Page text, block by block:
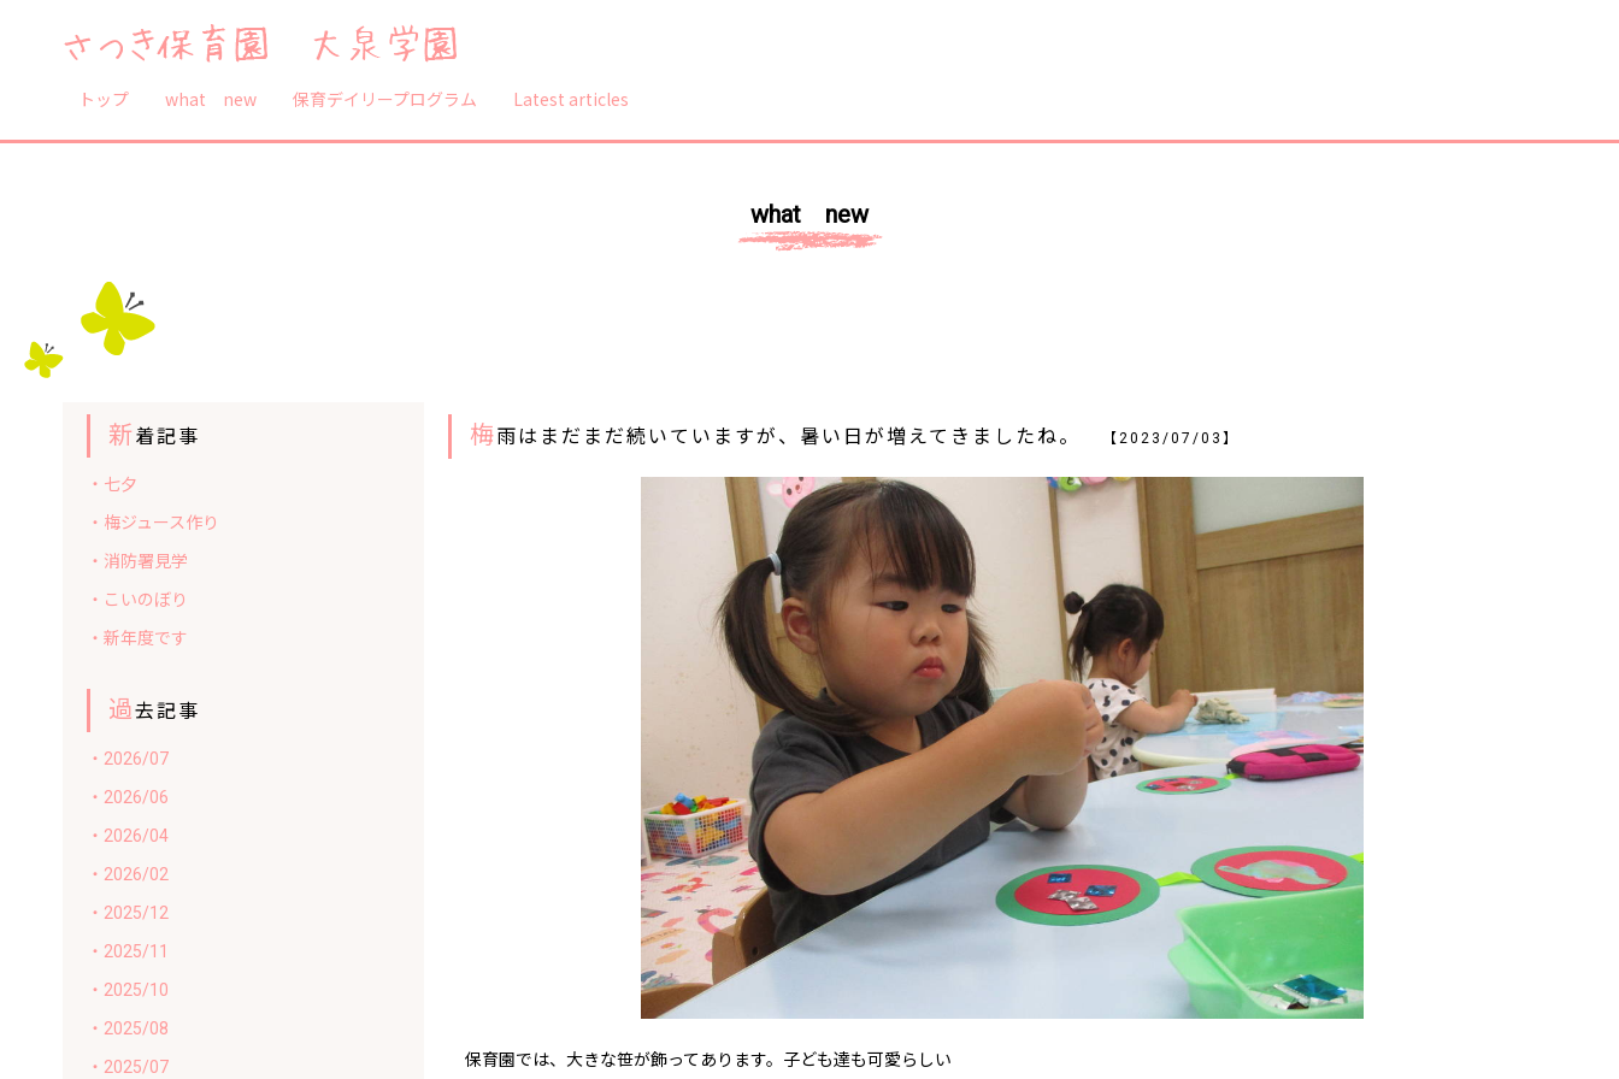
トップ what new 保育デイリープログラム Latest articles
what new
新着記事
・七夕
・梅ジュース作り
・消防署見学
・こいのぼり
・新年度です
過去記事
・2026/07
・2026/06
・2026/04
・2026/02
・2025/12
・2025/11
・2025/10
・2025/08
・2025/07
梅雨はまだまだ続いていますが、暑い日が増えてきましたね。 【2023/07/03】
保育園では、大きな笹が飾ってあります。子ども達も可愛らしい